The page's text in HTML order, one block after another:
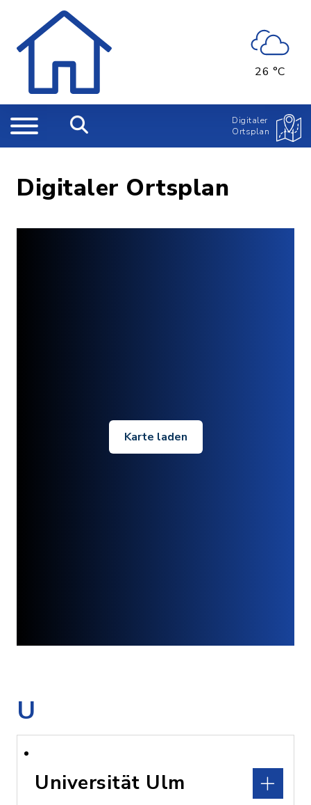
26 °C
Digitaler
Ortsplan
Digitaler Ortsplan
Karte laden
U
Universität Ulm